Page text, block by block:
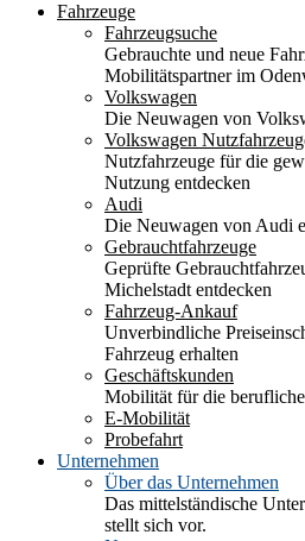
Fahrzeuge
Fahrzeugsuche
Gebrauchte und neue
Mobilitätspartner im
Volkswagen
Die Neuwagen von
Volkswagen
Nutzfahrzeuge für die
Nutzung entdecken
Audi
Die Neuwagen von Audi
Gebrauchtfahrzeuge
Geprüfte
Michelstadt entdecken
Fahrzeug-Ankauf
Unverbindliche
Fahrzeug erhalten
Geschäftskunden
Mobilität für die
E-Mobilität
Probefahrt
Unternehmen
Über das Unternehmen
Das mittelständische
stellt sich vor.